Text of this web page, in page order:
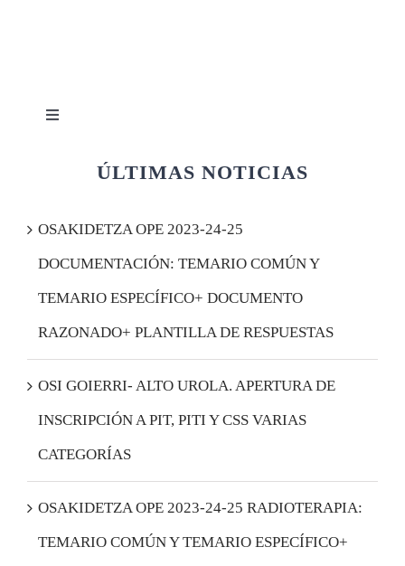
Toggle
Afiliación
ÚLTIMAS NOTICIAS
OSAKIDETZA OPE 2023-24-25
DOCUMENTACIÓN: TEMARIO COMÚN Y
TEMARIO ESPECÍFICO+ DOCUMENTO
RAZONADO+ PLANTILLA DE RESPUESTAS
OSI GOIERRI- ALTO UROLA. APERTURA DE
INSCRIPCIÓN A PIT, PITI Y CSS VARIAS
CATEGORÍAS
OSAKIDETZA OPE 2023-24-25 RADIOTERAPIA:
TEMARIO COMÚN Y TEMARIO ESPECÍFICO+